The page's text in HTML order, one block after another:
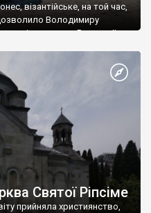
візантійське, на той час,
Володимиру
імператору Василю ІІ, та
Василем-християнином.
Херсонесу Таврійського
Святої Ріпсіме
прийняла християнство,